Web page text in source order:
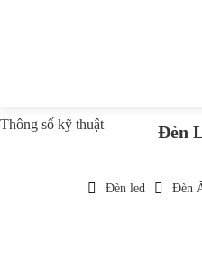
Thông số kỹ thuật Đèn
Đèn led Đèn